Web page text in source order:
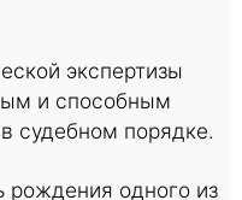
экспертизы
и способным
судебном порядке.
рождения одного из